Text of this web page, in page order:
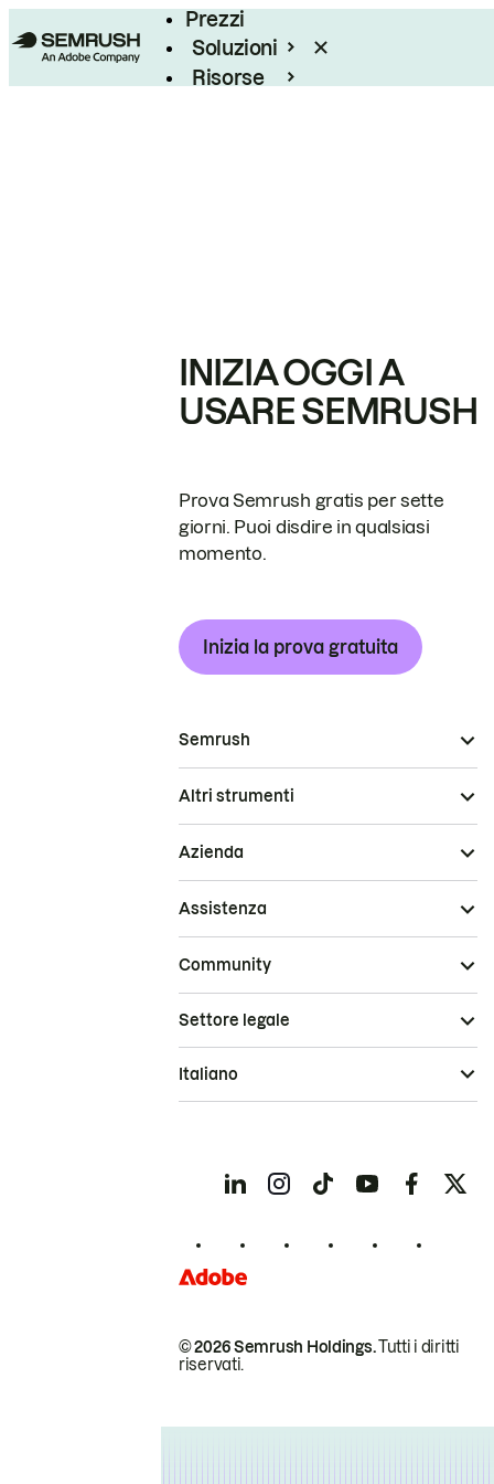
Prezzi
Soluzioni
Risorse
INIZIA OGGI A
USARE SEMRUSH
Prova Semrush gratis per sette
giorni. Puoi disdire in qualsiasi
momento.
Inizia la prova gratuita
Semrush
Altri strumenti
Azienda
Assistenza
Community
© 2026 Semrush Holdings.Tutti i diritti
riservati.
Settore legale
Italiano